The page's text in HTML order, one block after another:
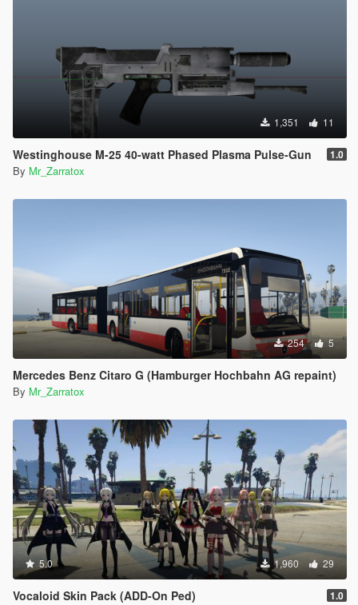
1,351 11
Westinghouse M-25 40-watt Phased Plasma Pulse-Gun 1.0
By Mr_Zarratox
254 5
Mercedes Benz Citaro G (Hamburger Hochbahn AG repaint)
By Mr_Zarratox
5.0 1,960 29
Vocaloid Skin Pack (ADD-On Ped) 1.0